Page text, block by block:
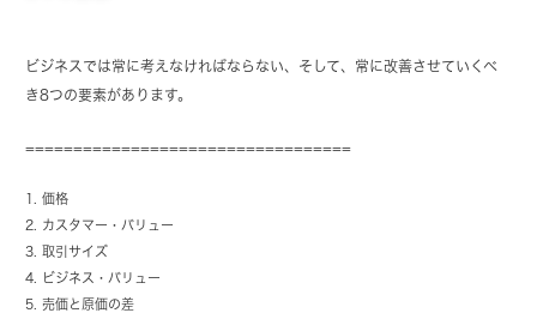
ビジネスでは常に考えなければならない、そして、常に改善させていくべ
き8つの要素があります。
==================================
価格
カスタマー・バリュー
取引サイズ
ビジネス・バリュー
売価と原価の差